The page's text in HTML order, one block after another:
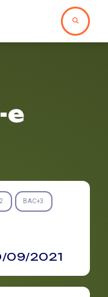
e
BAC+3
09/2021